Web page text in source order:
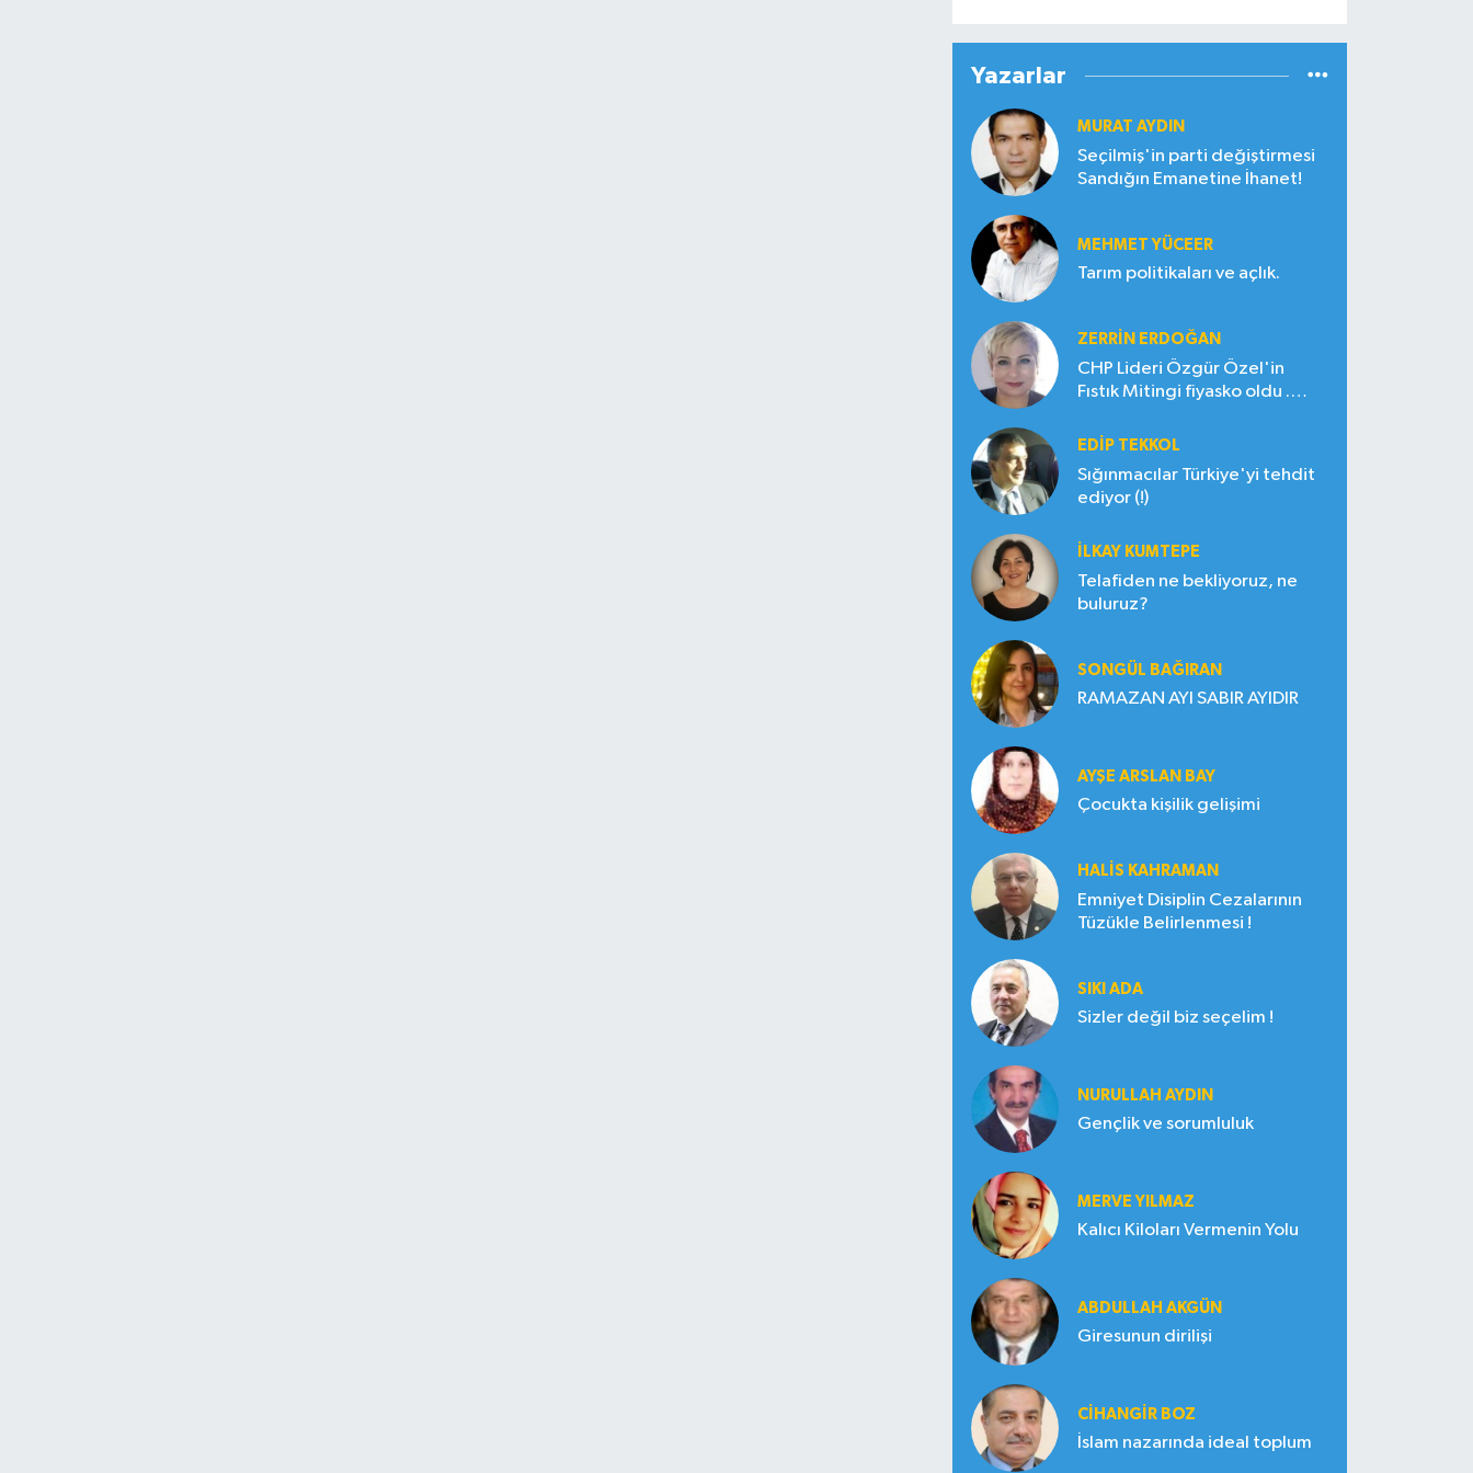
Yazarlar
MURAT AYDIN
Seçilmiş'in parti değiştirmesi
Sandığın Emanetine İhanet!
MEHMET YÜCEER
Tarım politikaları ve açlık.
ZERRIN ERDOĞAN
CHP Lideri Özgür Özel'in
Fıstık Mitingi fiyasko oldu .
EDIP TEKKOL
Sığınmacılar Türkiye'yi tehdit
ediyor (!)
İLKAY KUMTEPE
Telafiden ne bekliyoruz, ne
buluruz?
SONGÜL BAĞIRAN
RAMAZAN AYI SABIR AYIDIR
AYŞE ARSLAN BAY
Çocukta kişilik gelişimi
HALIS KAHRAMAN
Emniyet Disiplin Cezalarının
Tüzükle Belirlenmesi !
SIKI ADA
Sizler değil biz seçelim !
NURULLAH AYDIN
Gençlik ve sorumluluk
MERVE YILMAZ
Kalıcı Kiloları Vermenin Yolu
ABDULLAH AKGÜN
Giresunun dirilişi
CIHANGIR BOZ
İslam nazarında ideal toplum